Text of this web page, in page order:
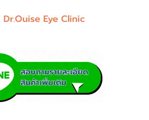
Dr.Ouise Eye Clinic